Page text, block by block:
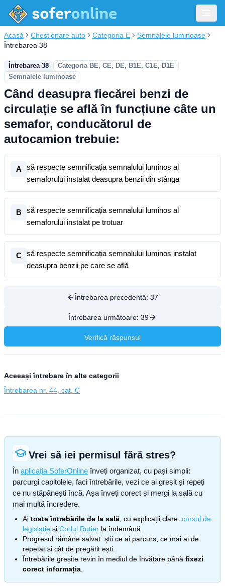
Acasă Chestionare auto Categoria E
Semnalele luminoase
Întrebarea 38
Întrebarea 38
Categoria BE, CE, DE, B1E, C1E, D1E
Semnalele luminoase
Când deasupra fiecărei benzi de
circulație se află în funcțiune câte un
semafor, conducătorul de
autocamion trebuie:
A
să respecte semnificația semnalului luminos al
semaforului instalat deasupra benzii din stânga
B
să respecte semnificația semnalului luminos al
semaforului instalat pe trotuar
C
să respecte semnificația semnalului luminos instalat
deasupra benzii pe care se află
Întrebarea precedentă: 37
Întrebarea următoare: 39
Verifică răspunsul
Aceeași întrebare în alte categorii
Întrebarea nr. 44, cat. C
Vrei să iei permisul fără stres?
În aplicația SoferOnline înveți organizat, cu pași simpli:
parcurgi capitolele, faci întrebările, vezi ce ai greșit și repeți
ce nu stăpânești încă. Așa înveți corect și mergi la sală cu
mai multă încredere.
Ai toate întrebările de la sală , cu explicații clare, cursul de
legislație și Codul Rutier la îndemână.
Progresul rămâne salvat: știi ce ai parcurs, ce mai ai de
repetat și cât de pregătit ești.
Întrebările greșite revin în mediul de învățare până fixezi
corect informația